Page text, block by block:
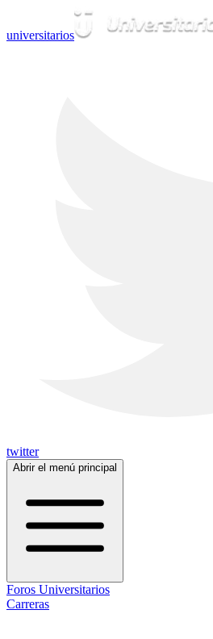
universitarios
twitter
Abrir el menú principal
Foros Universitarios
Carreras